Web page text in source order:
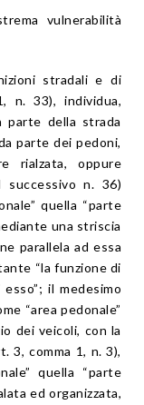
vulnerabilità
stradali e di
n. 33), individua,
parte della strada
parte dei pedoni,
rialzata, oppure
n. 36)
quella “parte
una striscia
parallela ad essa
“la funzione di
il medesimo
“area pedonale”
dei veicoli, con la
3, comma 1, n. 3),
quella “parte
ed organizzata,